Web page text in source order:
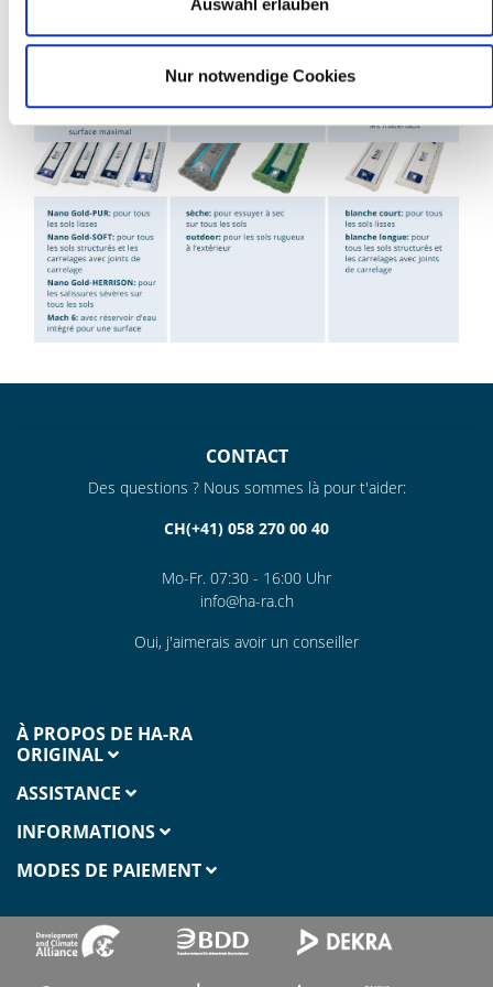
Nur notwendige Cookies
CONTACT
Des questions ? Nous sommes là pour t'aider:
CH(+41) 058 270 00 40
Mo-Fr. 07:30 - 16:00 Uhr
info@ha-ra.ch
Oui, j'aimerais avoir un conseiller
À PROPOS DE HA-RA
ORIGINAL
ASSISTANCE
INFORMATIONS
MODES DE PAIEMENT